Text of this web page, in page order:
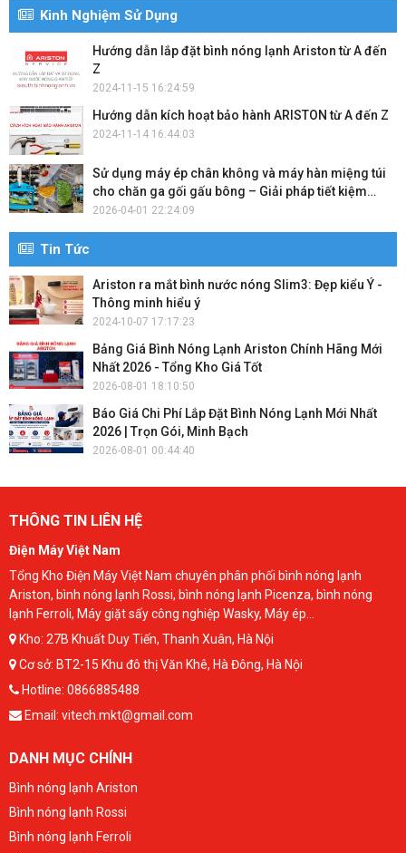
Kinh Nghiệm Sử Dụng
Hướng dẫn lắp đặt bình nóng lạnh Ariston từ A đến
Z
2024-11-15 16:24:59
Hướng dẫn kích hoạt bảo hành ARISTON từ A đến Z
2024-11-14 16:44:03
Sử dụng máy ép chân không và máy hàn miệng túi
cho chăn ga gối gấu bông – Giải pháp tiết kiệm
không gian và bảo quản hiệu quả
2026-04-01 22:24:09
Tin Tức
Ariston ra mắt bình nước nóng Slim3: Đẹp kiểu Ý -
Thông minh hiểu ý
2024-10-07 17:17:23
Bảng Giá Bình Nóng Lạnh Ariston Chính Hãng Mới
Nhất 2026 - Tổng Kho Giá Tốt
2026-08-01 18:10:50
Báo Giá Chi Phí Lắp Đặt Bình Nóng Lạnh Mới Nhất
2026 | Trọn Gói, Minh Bạch
2026-08-01 00:44:40
THÔNG TIN LIÊN HỆ
Điện Máy Việt Nam
Tổng Kho Điện Máy Việt Nam chuyên phân phối bình nóng lạnh
Ariston, bình nóng lạnh Rossi, bình nóng lạnh Picenza, bình nóng
lạnh Ferroli, Máy giặt sấy công nghiệp Wasky, Máy ép...
Kho: 27B Khuất Duy Tiến, Thanh Xuân, Hà Nội
Cơ sở: BT2-15 Khu đô thị Văn Khê, Hà Đông, Hà Nội
Hotline: 0866885488
Email: vitech.mkt@gmail.com
DANH MỤC CHÍNH
Bình nóng lạnh Ariston
Bình nóng lạnh Rossi
Bình nóng lạnh Ferroli